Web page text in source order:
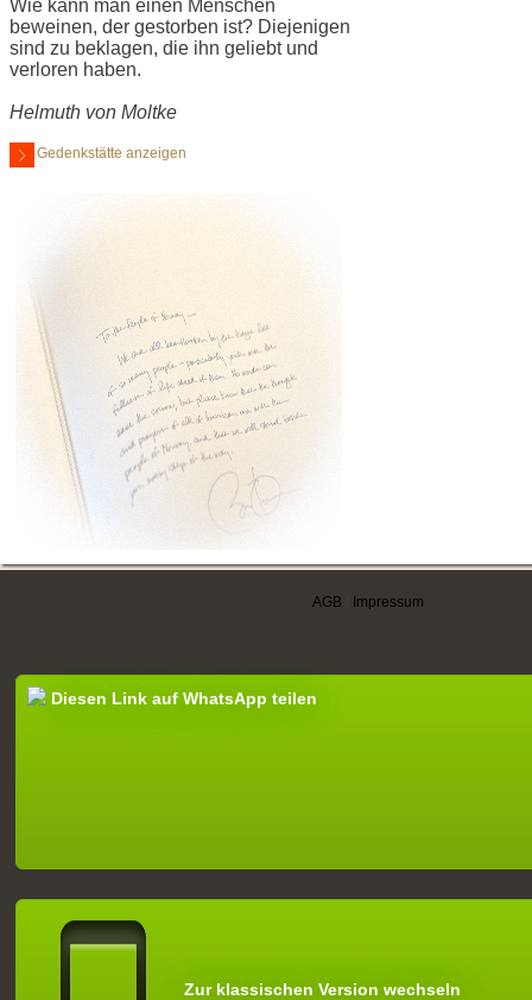
Wie kann man einen Menschen
beweinen, der gestorben ist? Diejenigen
sind zu beklagen, die ihn geliebt und
verloren haben.
Helmuth von Moltke
Gedenkstätte anzeigen
AGB Impressum
Diesen Link auf WhatsApp teilen
Zur klassischen Version wechseln